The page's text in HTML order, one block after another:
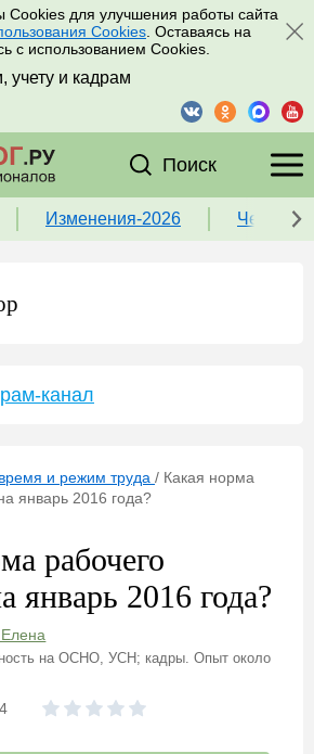
для улучшения работы сайта
Cookies . Оставаясь на
с использованием Cookies.
учету и кадрам
Поиск
Изменения-2026 Чек-
канал
и режим труда / Какая норма
январь 2016 года?
рабочего
январь 2016 года?
Елена
на ОСНО, УСН; кадры. Опыт около